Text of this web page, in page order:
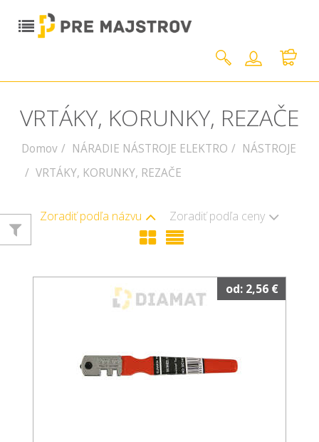
VRTÁKY, KORUNKY, REZAČE
Domov NÁRADIE NÁSTROJE ELEKTRO
NÁSTROJE
VRTÁKY, KORUNKY, REZAČE
Zoradiť podľa názvu Zoradiť podľa ceny
od: 2,56 €